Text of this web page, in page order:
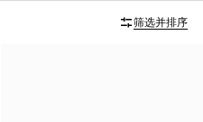
筛选并排序